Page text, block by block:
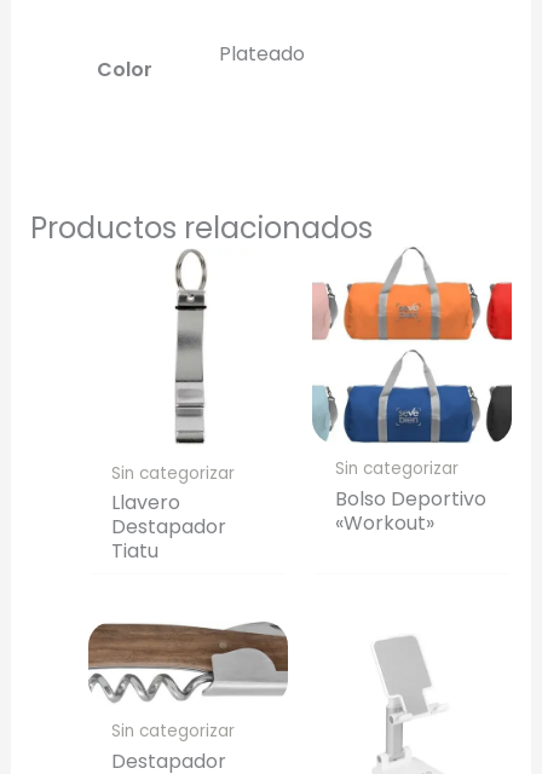
Color
Plateado
Productos relacionados
Sin categorizar
Llavero
Destapador
Tiatu
Sin categorizar
Bolso Deportivo
«Workout»
Sin categorizar
Destapador